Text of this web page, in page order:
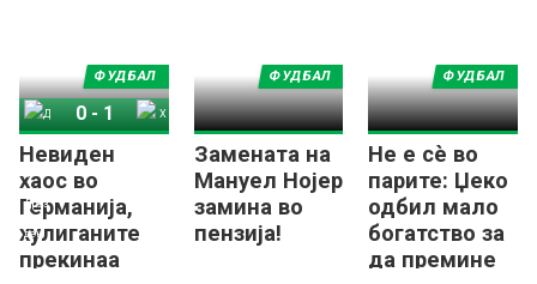
Невиден
хаос во
Германија,
хулиганите
прекинаа
ФУДБАЛ
Динамо Дрезден
0 - 1
Замената на
Мануел Нојер
замина во
пензија!
ФУДБАЛ
Не е сè во
парите: Џеко
одбил мало
богатство за
да премине
ФУДБАЛ